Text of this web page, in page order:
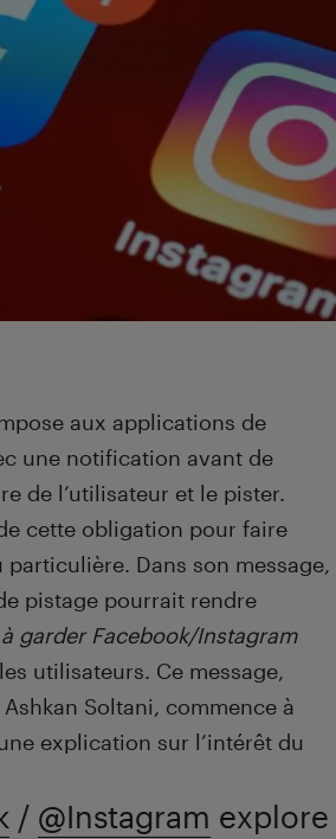
aux applications de
une notification avant de
de l’utilisateur et le pister.
cette obligation pour faire
Dans son message,
pistage pourrait rendre
garder Facebook/Instagram
utilisateurs. Ce message,
Soltani, commence à
explication sur l’intérêt du
/ @Instagram explore